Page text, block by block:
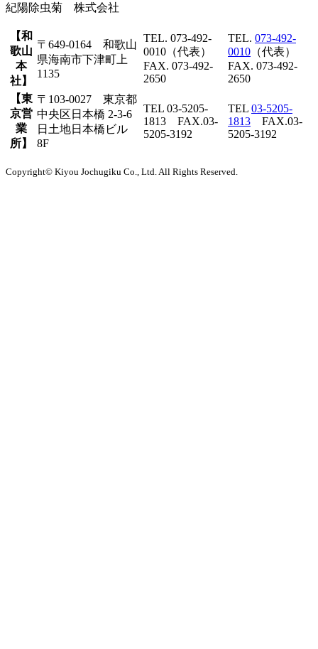
紀陽除虫菊 株式会社
【和
歌山
本
社】
〒649-0164 和歌山
県海南市下津町上
1135
TEL. 073-492-
0010（代表）
FAX. 073-492-
2650
TEL. 073-492-
0010 （代表）
FAX. 073-492-
2650
【東
京営
業
所】
〒103-0027 東京都
中央区日本橋 2-3-6
日土地日本橋ビル
8F
TEL 03-5205-
1813 FAX.03-
5205-3192
TEL 03-5205-
1813 FAX.03-
5205-3192
Copyright© Kiyou Jochugiku Co., Ltd. All Rights Reserved.